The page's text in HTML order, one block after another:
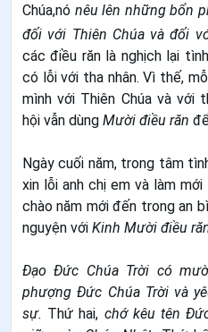
Chúa,nó nêu lên những bổn
đối với Thiên Chúa và đối
các điều răn là nghịch lại
có lỗi với tha nhân. Vì thế,
mình với Thiên Chúa và với
hội vẫn dùng Mười điều răn
Ngày cuối năm, trong tâm
xin lỗi anh chị em và làm
chào năm mới đến trong an
nguyện với Kinh Mười điều
Đạo Đức Chúa Trời có
phượng Đức Chúa Trời và
sự. Thứ hai, chớ kêu tên